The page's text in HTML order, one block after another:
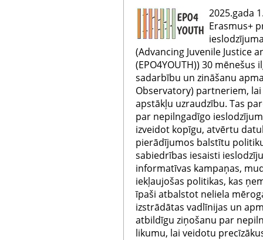
2025.gada
Erasmus+
(Advancing Juvenile Justice
(EPO4YOUTH)) 30
sadarbību un zināšanu
Observatory) partneriem,
apstākļu uzraudzību. Tas
par nepilngadīgo
izveidot kopīgu, atvērtu
pierādījumos balstītu
sabiedrības iesaisti
informatīvas kampaņas,
iekļaujošas politikas, kas
īpaši atbalstot neliela
izstrādātas vadlīnijas un
atbildīgu ziņošanu par
likumu, lai veidotu